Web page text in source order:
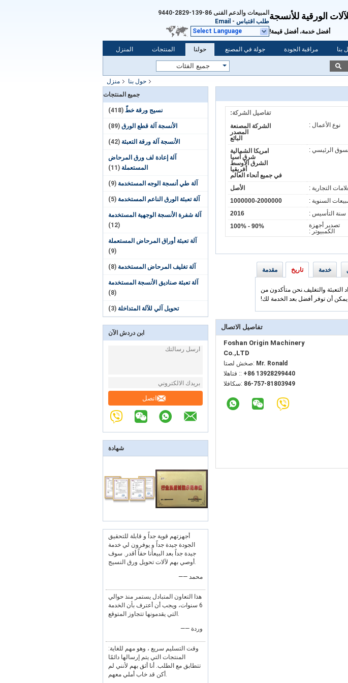
الورقية للأنسجة
أفضل خدمة، أفضل قيمة!
المبيعات والدعم الفنى 86-139-2829-9440
طلب اقتباس -
Email
Select Language
المنزل المنتجات حولنا جولة في المصنع مراقبة الجودة بنا
منزل حول بنا
جميع المنتجات
نسيج ورقة خطّ (418)
الأنسجة آلة قطع الورق (89)
الأنسجة آلة ورقة التعبئة (42)
آلة إعادة لف ورق المرحاض
المستعملة (11)
آلة طي أنسجة الوجه المستخدمة (9)
آلة تعبئة الورق الناعم المستخدمة (5)
آلة شفرة الأنسجة الوجهية المستخدمة
(12)
آلة تعبئة أوراق المرحاض المستعملة
(9)
آلة تغليف المرحاض المستخدمة (8)
آلة تعبئة صناديق الأنسجة المستخدمة
(8)
تحويل آلي للآلة المتداخلة (3)
ابن دردش الآن
اتصل
شهادة
أجهزتهم قوية جداً و قابلة للتحقيق
الجودة جيدة جداً و يوفرون لي خدمة
جيدة جداً بعد البيعأنا حقاً أقدر. سوف
أوصي بهم لآلات تحويل ورق النسيج.
—— محمد
هذا التعاون المتبادل يستمر منذ حوالي
6 سنوات، ويجب أن أعترف بأن الخدمة
التي يقدمونها تتجاوز المتوقع.
—— وردة
وقت التسليم سريع ، وهو مهم للغاية:
المنتجات التي يتم إرسالها دائمًا
تتطابق مع الطلب. أنا أثق بهم لأنني لم
أكن قد خاب أملي معهم.
تفاصيل الشركة:
نوع الأعمال :
الشركة المصنعة
المصدر
البائع
الرئيسي :
امريكا الشمالية
شرق آسيا
الشرق الأوسط
أفريقيا
في جميع أنحاء العالم
التجارية :
الأصل
السنوية :
1000000-2000000
سنة التأسيس :
2016
تصدير أجهزة
الكمبيوتر :
90% - 100%
مقدمة تاريخ خدمة
التعبئة والتغليف.نحن متأكدون من
تفاصيل الاتصال
Foshan Origin Machinery
Co.,LTD
اتصل شخص: Mr. Ronald
الهاتف :: +86 13928299440
الفاكس: 86-757-81803949